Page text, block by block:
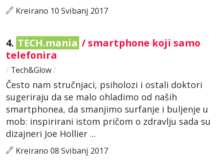
Kreirano 10 Svibanj 2017
4. TECH.mania / smartphone koji samo
telefonira
/ Tech&Glow/
Često nam stručnjaci, psiholozi i ostali doktori
sugeriraju da se malo ohladimo od naših
smartphonea, da smanjimo surfanje i buljenje u
mob: inspirirani istom pričom o zdravlju sada su
dizajneri Joe Hollier ...
Kreirano 08 Svibanj 2017